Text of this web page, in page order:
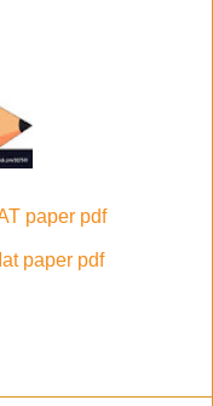
paper pdf
paper pdf